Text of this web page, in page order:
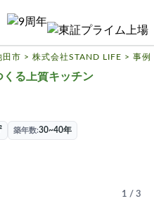
田市 > 株式会社STAND LIFE > 事例
る上質キッチン
築年数 30~40年
1 / 3